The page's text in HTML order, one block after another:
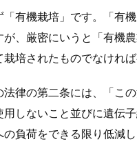
「有機栽培」です。「有
が、厳密にいうと「有機
栽培されたものでなけれ
法律の第二条には、「こ
用しないこと並びに遺伝
の負荷をできる限り低減